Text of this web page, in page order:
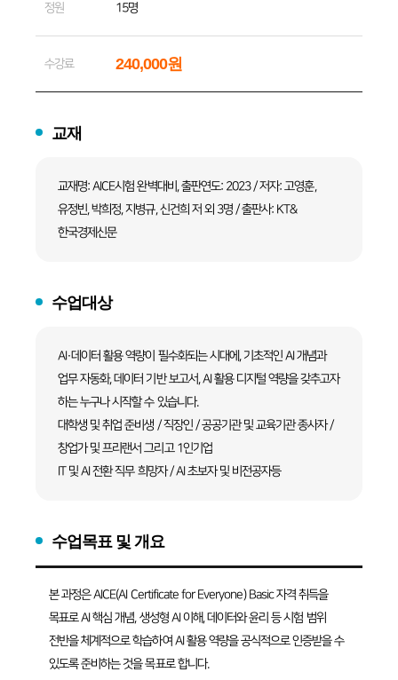
정원 15명
수강료 240,000원
교재
교재명: AICE시험 완벽대비, 출판연도: 2023 / 저자: 고영훈,
유정빈, 박희정, 지병규, 신건희 저 외 3명 / 출판사: KT&
한국경제신문
수업대상
AI·데이터 활용 역량이 필수화되는 시대에, 기초적인 AI 개념과
업무 자동화, 데이터 기반 보고서, AI 활용 디지털 역량을 갖추고자
하는 누구나 시작할 수 있습니다.
대학생 및 취업 준비생 / 직장인 / 공공기관 및 교육기관 종사자 /
창업가 및 프리랜서 그리고 1인기업
IT 및 AI 전환 직무 희망자 / AI 초보자 및 비전공자등
수업목표 및 개요
본 과정은 AICE(AI Certificate for Everyone) Basic 자격 취득을
목표로 AI 핵심 개념, 생성형 AI 이해, 데이터와 윤리 등 시험 범위
전반을 체계적으로 학습하여 AI 활용 역량을 공식적으로 인증받을 수
있도록 준비하는 것을 목표로 합니다.